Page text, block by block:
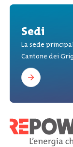
Sedi
La sede
Cantone dei